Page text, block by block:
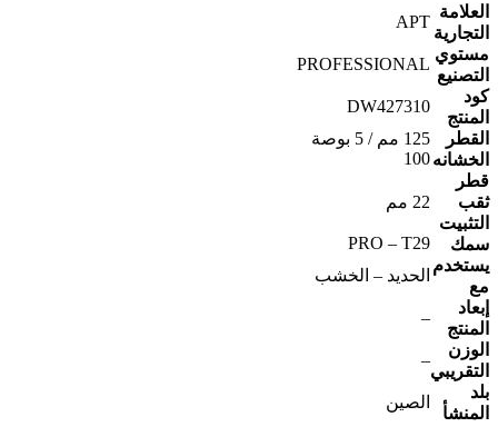
العلامة
التجارية
APT
مستوي
التصنيع
PROFESSIONAL
كود
المنتج
DW427310
القطر
125 مم / 5 بوصة
الخشانه100
قطر
ثقب
التثبيت
22 مم
سمك
PRO – T29
يستخدم
مع
الحديد – الخشب
إبعاد
المنتج
–
الوزن
التقريبي
–
بلد
المنشأ
الصين